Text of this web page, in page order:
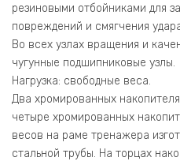
резиновыми отбойниками для
повреждений и смягчения
Во всех узлах вращения и
чугунные подшипниковые узлы.
Нагрузка: свободные веса.
Два хромированных
четыре хромированных
весов на раме тренажера
стальной трубы. На торцах